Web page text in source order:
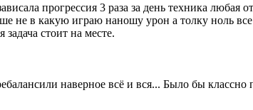
прогрессия 3 раза за день техника
не в какую играю наношу урон а толку ноль
стоит на месте.
наверное всё и вся... Было бы классно